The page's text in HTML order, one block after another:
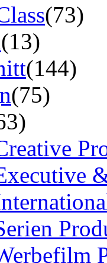
(73)
(13)
(144)
(75)